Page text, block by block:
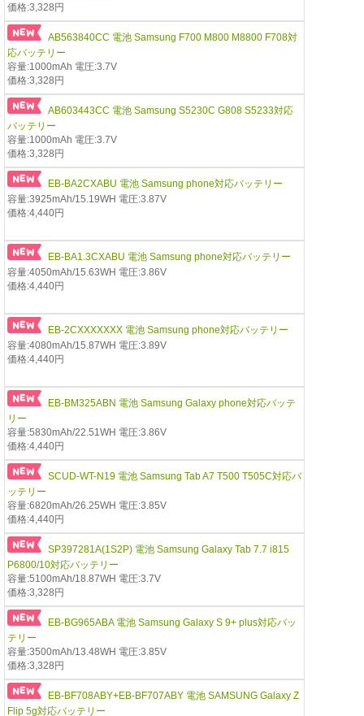
価格:3,328円
AB563840CC 電池 Samsung F700 M800 M8800 F708対
応バッテリー
容量:1000mAh 電圧:3.7V
価格:3,328円
AB603443CC 電池 Samsung S5230C G808 S5233対応
バッテリー
容量:1000mAh 電圧:3.7V
価格:3,328円
EB-BA2CXABU 電池 Samsung phone対応バッテリー
容量:3925mAh/15.19WH 電圧:3.87V
価格:4,440円
EB-BA1.3CXABU 電池 Samsung phone対応バッテリー
容量:4050mAh/15.63WH 電圧:3.86V
価格:4,440円
EB-2CXXXXXXX 電池 Samsung phone対応バッテリー
容量:4080mAh/15.87WH 電圧:3.89V
価格:4,440円
EB-BM325ABN 電池 Samsung Galaxy phone対応バッテ
リー
容量:5830mAh/22.51WH 電圧:3.86V
価格:4,440円
SCUD-WT-N19 電池 Samsung Tab A7 T500 T505C対応バ
ッテリー
容量:6820mAh/26.25WH 電圧:3.85V
価格:4,440円
SP397281A(1S2P) 電池 Samsung Galaxy Tab 7.7 i815
P6800/10対応バッテリー
容量:5100mAh/18.87WH 電圧:3.7V
価格:3,328円
EB-BG965ABA 電池 Samsung Galaxy S 9+ plus対応バッ
テリー
容量:3500mAh/13.48WH 電圧:3.85V
価格:3,328円
EB-BF708ABY+EB-BF707ABY 電池 SAMSUNG Galaxy Z
Flip 5g対応バッテリー